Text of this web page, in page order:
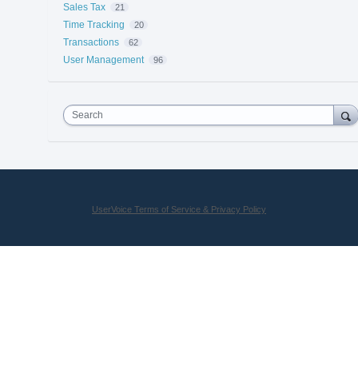
Sales Tax 21
Time Tracking 20
Transactions 62
User Management 96
Search
UserVoice Terms of Service & Privacy Policy